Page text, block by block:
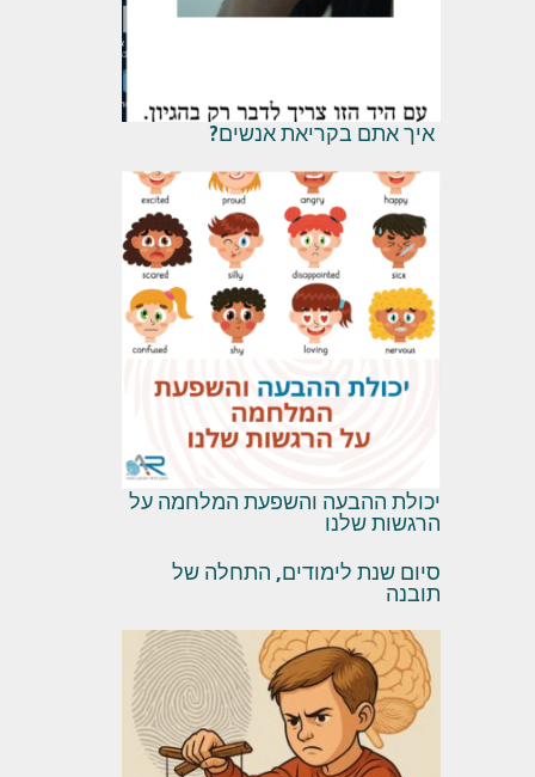
איך אתם בקריאת אנשים?
יכולת ההבעה והשפעת המלחמה על
הרגשות שלנו
סיום שנת לימודים, התחלה של
תובנה